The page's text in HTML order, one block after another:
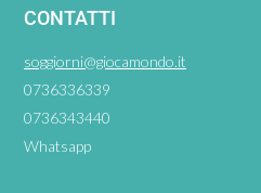
CONTATTI
soggiorni@giocamondo.it
0736336339
0736343440
Whatsapp